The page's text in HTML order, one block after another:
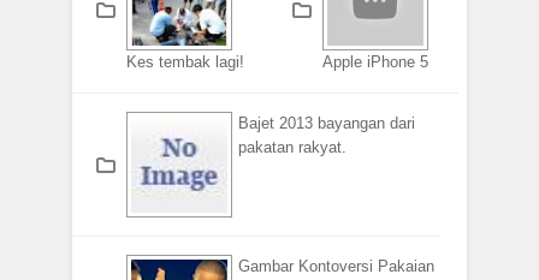
Kes tembak lagi! Apple iPhone 5
Bajet 2013 bayangan dari
pakatan rakyat.
Gambar Kontoversi Pakaian